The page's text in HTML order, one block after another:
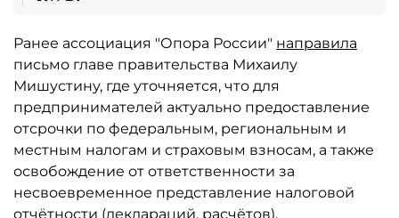
Ранее ассоциация "Опора России" направила
письмо главе правительства Михаилу
Мишустину, где уточняется, что для
предпринимателей актуально предоставление
отсрочки по федеральным, региональным и
местным налогам и страховым взносам, а также
освобождение от ответственности за
несвоевременное представление налоговой
отчётности (деклараций, расчётов),